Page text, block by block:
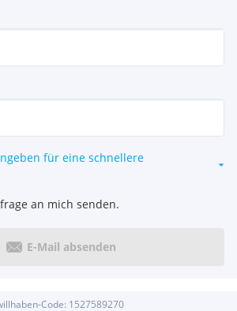
für eine schnellere
an mich senden.
E-Mail absenden
Code: 1527589270